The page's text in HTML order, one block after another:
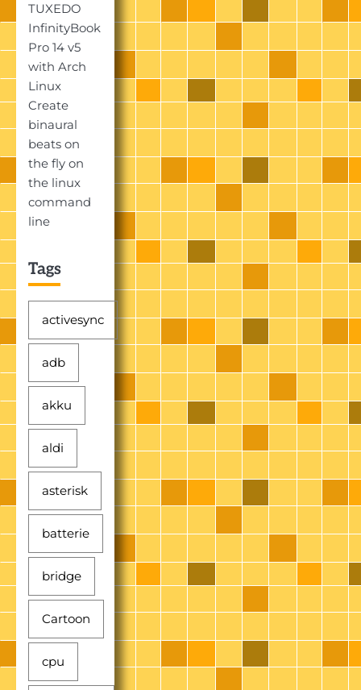
TUXEDO
InfinityBook
Pro 14 v5
with Arch
Linux
Create
binaural
beats on
the fly on
the linux
command
line
Tags
activesync
adb
akku
aldi
asterisk
batterie
bridge
Cartoon
cpu